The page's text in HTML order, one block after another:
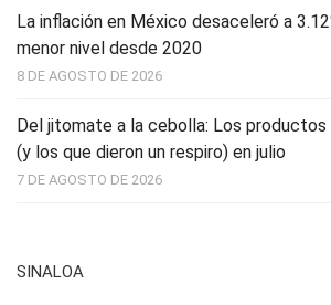
La inflación en México desaceleró a
menor nivel desde 2020
8 DE AGOSTO DE 2026
Del jitomate a la cebolla: Los productos
(y los que dieron un respiro) en julio
7 DE AGOSTO DE 2026
SINALOA